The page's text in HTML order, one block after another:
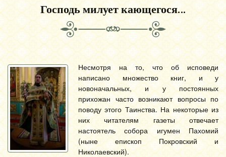
Господь милует кающегося…
Несмотря на то, что об исповеди
написано множество книг, и у
новоначальных, и у постоянных
прихожан часто возникают вопросы по
поводу этого Таинства. На некоторые из
них читателям газеты отвечает
настоятель собора игумен Пахомий
(ныне епископ Покровский и
Николаевский).